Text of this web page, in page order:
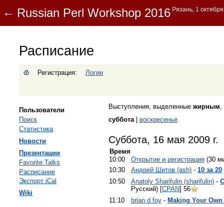
Расписание
Регистрация: Логин
Пользователи
Поиск
Статистика
Новости
Презентации
Favorite Talks
Расписание
Экспорт iCal
Wiki
Выступления, выделенные жирным,
суббота| воскресенье
Суббота, 16 мая 2009 г.
Время
10:00
‎Открытие и регистрация‎(30
10:30
Андрей Шитов (‎ash‎)- ‎10 за 20‎
10:50
Anatoly Sharifulin (‎sharifulin‎)-
Русский) [CPAN] 56
11:10
brian d foy- ‎Making Your Own